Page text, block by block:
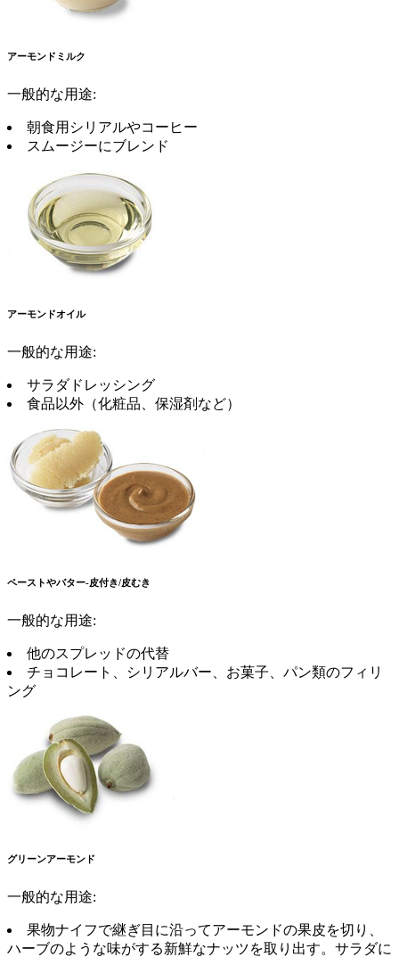
アーモンドミルク
一般的な用途:
朝食用シリアルやコーヒー
スムージーにブレンド
アーモンドオイル
一般的な用途:
サラダドレッシング
食品以外（化粧品、保湿剤など）
ペーストやバター-皮付き/皮むき
一般的な用途:
他のスプレッドの代替
チョコレート、シリアルバー、お菓子、パン類のフィリ
ング
グリーンアーモンド
一般的な用途:
果物ナイフで継ぎ目に沿ってアーモンドの果皮を切り、
ハーブのような味がする新鮮なナッツを取り出す。サラダに